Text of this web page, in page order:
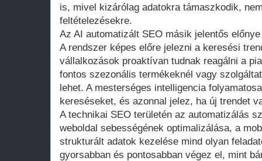
is, mivel kizárólag adatokra támaszkodik,
feltételezésekre.
Az AI automatizált SEO másik jelentős
A rendszer képes előre jelezni a keresési
vállalkozások proaktívan tudnak reagálni a
fontos szezonális termékeknél vagy
lehet. A mesterséges intelligencia
kereséseket, és azonnal jelez, ha új trendet
A technikai SEO területén az automatizálás
weboldal sebességének optimalizálása, a
strukturált adatok kezelése mind olyan
gyorsabban és pontosabban végez el, mint